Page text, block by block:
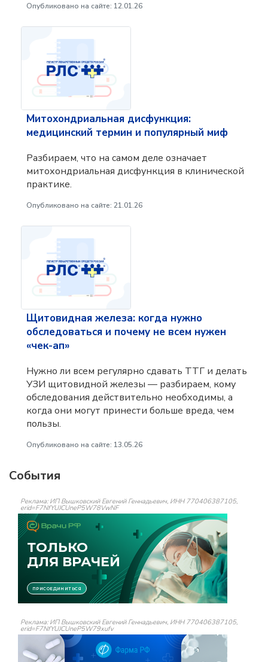
Опубликовано на сайте: 12.01.26
Митохондриальная дисфункция:
медицинский термин и популярный миф
Разбираем, что на самом деле означает
митохондриальная дисфункция в клинической
практике.
Опубликовано на сайте: 21.01.26
Щитовидная железа: когда нужно
обследоваться и почему не всем нужен
«чек-ап»
Нужно ли всем регулярно сдавать ТТГ и делать
УЗИ щитовидной железы — разбираем, кому
обследования действительно необходимы, а
когда они могут принести больше вреда, чем
пользы.
Опубликовано на сайте: 13.05.26
События
Реклама: ИП Вышковский Евгений Геннадьевич, ИНН 770406387105,
erid=F7NfYUJCUneP5W78VwNF
Реклама: ИП Вышковский Евгений Геннадьевич, ИНН 770406387105,
erid=F7NfYUJCUneP5W79xufv